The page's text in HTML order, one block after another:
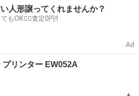
い人形譲ってくれませんか？
もOK🙆‍♀️査定0円‼️
Ad
プリンター EW052A